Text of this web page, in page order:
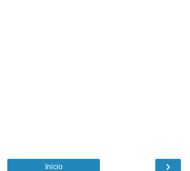
›
Inicio